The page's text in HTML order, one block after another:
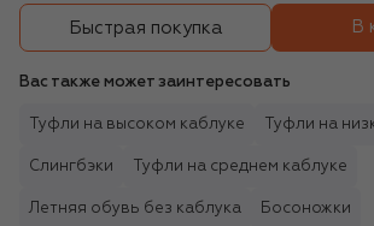
Быстрая покупка В
Вас также может заинтересовать
Туфли на высоком каблуке Туфли на
Слингбэки Туфли на среднем каблуке
Летняя обувь без каблука Босоножки